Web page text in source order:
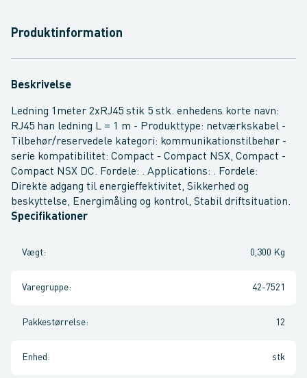
Produktinformation
Beskrivelse
Ledning 1meter 2xRJ45 stik 5 stk. enhedens korte navn:
RJ45 han ledning L = 1 m - Produkttype: netværkskabel -
Tilbehør/reservedele kategori: kommunikationstilbehør -
serie kompatibilitet: Compact - Compact NSX, Compact -
Compact NSX DC. Fordele: . Applications: . Fordele:
Direkte adgang til energieffektivitet, Sikkerhed og
beskyttelse, Energimåling og kontrol, Stabil driftsituation.
Specifikationer
Vægt: 0,300 Kg
Varegruppe: 42-7521
Pakkestørrelse: 12
Enhed : stk